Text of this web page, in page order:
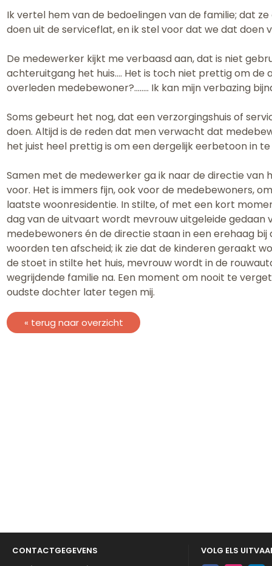
Ik vertel hem van de bedoelingen van de familie; dat
doen uit de serviceflat, en ik stel voor dat we dat doen
De medewerker kijkt me verbaasd aan, dat is niet
achteruitgang het huis…. Het is toch niet prettig om
overleden medebewoner?…….. Ik kan mijn verbazing
Soms gebeurt het nog, dat een verzorgingshuis of
doen. Altijd is de reden dat men verwacht dat
het juist heel prettig is om een dergelijk eerbetoon in
Samen met de medewerker ga ik naar de directie van
voor. Het is immers fijn, ook voor de medebewoners,
laatste woonresidentie. In stilte, of met een kort
dag van de uitvaart wordt mevrouw uitgeleide gedaan
medebewoners én de directie staan in een erehaag
woorden ten afscheid; ik zie dat de kinderen geraakt
de stoet in stilte het huis, mevrouw wordt in de
wegrijdende familie na. Een moment om nooit te
oudste dochter later tegen mij.
« terug naar overzicht
CONTACTGEGEVENS
VOLG ELS